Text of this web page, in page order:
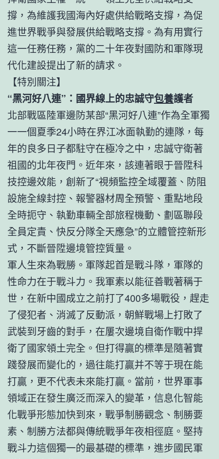
撐，為維護我國海內好處供給戰略支撐，為促
進世界戰爭與發展供給戰略支撐。為有用實行
這一任務任務，黨的二十年夜對國防和軍隊現
代化建設提出了新的請求。
【特別關注】
“黑河好八連”：國界線上的忠誠守包養護者
北部戰區陸軍邊防某部“黑河好八連”作為全軍獨
一一個夏季24小時在界江冰面執勤的連隊，每
年的良多日子都駐守在極冷之中，忠誠守衛著
祖國的北年夜門。近年來，該連著眼于晉陞科
技控邊效能，創新了“視頻監控全域覆蓋、防阻
設施全線封控、報警器材周全預警、重點地段
全時扼守、執勤車輛全部旅程機動、劃區聯段
全員定責、快反分隊全天應急”的立體管控新形
式，不斷晉陞邊境管控質量。
軍人生來為戰勝。軍隊起首是戰斗隊，軍隊的
性命力在于戰斗力。我軍素以能征善戰著稱于
世，在新中國成立之前打了400多場戰役，趕走
了侵犯者、消滅了反動派，朝鮮戰場上打敗了
武裝到牙齒的對手，在屢次邊境自衛作戰中捍
衛了國家領土完全。但打得贏的標準是隨著實
踐發展而變化的，過往能打贏并不等于現在能
打贏，更不代表未來能打贏。當前，世界軍事
領域正在發生廣泛而深入的變革，信息化智能
化戰爭形態加快到來，戰爭制勝觀念、制勝要
素、制勝方法都與傳統戰爭年夜相徑庭。堅持
戰斗力這個獨一的最基礎的標準，進步國民軍